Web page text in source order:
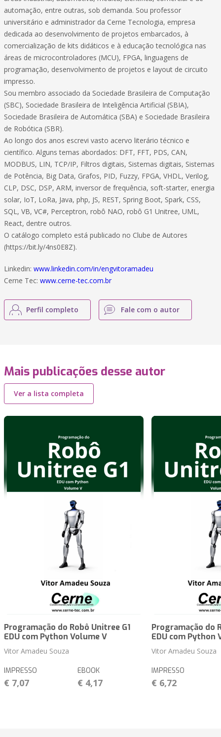
automação, entre outras, sob demanda. Sou professor
universitário e administrador da Cerne Tecnologia, empresa
dedicada ao desenvolvimento de projetos embarcados, à
comercialização de kits didáticos e à educação tecnológica nas
áreas de microcontroladores (MCU), FPGA, linguagens de
programação, desenvolvimento de projetos e layout de circuito
impresso.
Sou membro associado da Sociedade Brasileira de Computação
(SBC), Sociedade Brasileira de Inteligência Artificial (SBIA),
Sociedade Brasileira de Automática (SBA) e Sociedade Brasileira
de Robótica (SBR).
Ao longo dos anos escrevi vasto acervo literário técnico e
científico. Alguns temas abordados: DFT, FFT, PDS, CAN,
MODBUS, LIN, TCP/IP, Filtros digitais, Sistemas digitais, Sistemas
de Potência, Big Data, Grafos, PID, Fuzzy, FPGA, VHDL, Verilog,
CLP, DSC, DSP, ARM, inversor de frequência, soft-starter, energia
solar, IoT, LoRa, Java, php, JS, REST, Spring Boot, Spark, CSS,
SQL, VB, VC#, Perceptron, robô NAO, robô G1 Unitree, UML,
React, dentre outros.
O catálogo completo está publicado no Clube de Autores
(https://bit.ly/4ns0E8Z).
Linkedin: www.linkedin.com/in/engvitoramadeu
Cerne Tec: www.cerne-tec.com.br
Perfil completo Fale com o autor
Mais publicações desse autor
Ver a lista completa
Programação do Robô Unitree G1
EDU com Python Volume V
Vitor Amadeu Souza
IMPRESSO
€ 7,07
EBOOK
€ 4,17
Programação do
EDU com Python
Vitor Amadeu Souza
IMPRESSO
€ 6,72